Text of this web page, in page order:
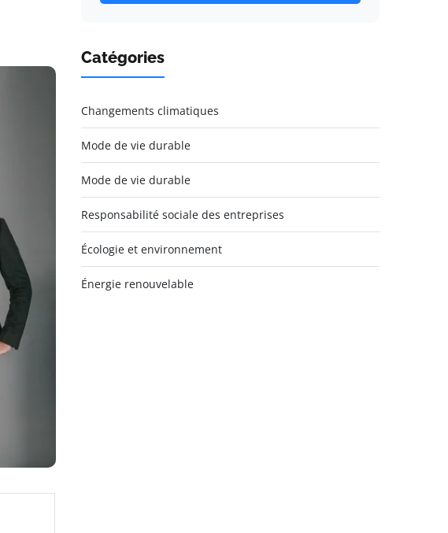
Catégories
Changements climatiques
Mode de vie durable
Mode de vie durable
Responsabilité sociale des entreprises
Écologie et environnement
Énergie renouvelable